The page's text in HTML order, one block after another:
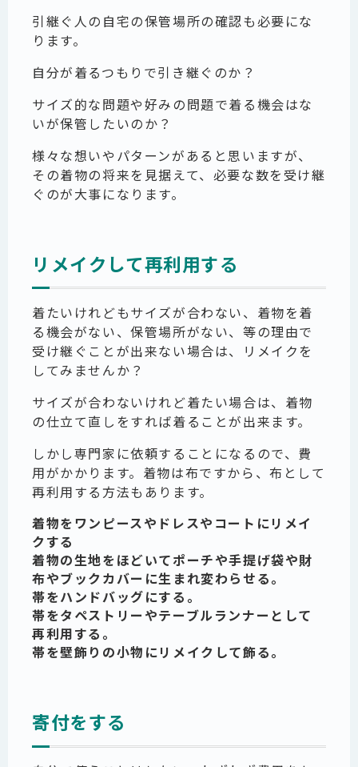
引継ぐ人の自宅の保管場所の確認も必要にな
ります。
自分が着るつもりで引き継ぐのか？
サイズ的な問題や好みの問題で着る機会はな
いが保管したいのか？
様々な想いやパターンがあると思いますが、
その着物の将来を見据えて、必要な数を受け継
ぐのが大事になります。
リメイクして再利用する
着たいけれどもサイズが合わない、着物を着
る機会がない、保管場所がない、等の理由で
受け継ぐことが出来ない場合は、リメイクを
してみませんか？
サイズが合わないけれど着たい場合は、着物
の仕立て直しをすれば着ることが出来ます。
しかし専門家に依頼することになるので、費
用がかかります。着物は布ですから、布として
再利用する方法もあります。
着物をワンピースやドレスやコートにリメイ
クする
着物の生地をほどいてポーチや手提げ袋や財
布やブックカバーに生まれ変わらせる。
帯をハンドバッグにする。
帯をタペストリーやテーブルランナーとして
再利用する。
帯を壁飾りの小物にリメイクして飾る。
寄付をする